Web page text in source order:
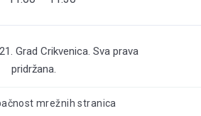
Grad Crikvenica. Sva prava
pridržana.
mrežnih stranica